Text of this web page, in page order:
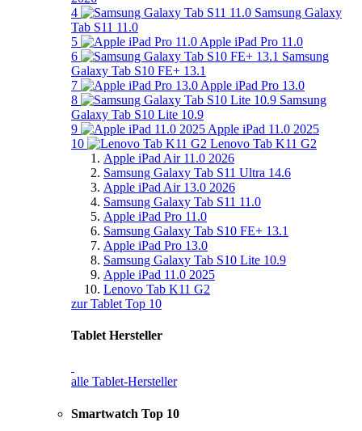
4
Samsung Galaxy
Tab S11 11.0
5
Apple iPad Pro 11.0
6
Samsung
Galaxy Tab S10 FE+ 13.1
7
Apple iPad Pro 13.0
8
Samsung
Galaxy Tab S10 Lite 10.9
9
Apple iPad 11.0 2025
10
Lenovo Tab K11 G2
Apple iPad Air 11.0 2026
Samsung Galaxy Tab S11 Ultra 14.6
Apple iPad Air 13.0 2026
Samsung Galaxy Tab S11 11.0
Apple iPad Pro 11.0
Samsung Galaxy Tab S10 FE+ 13.1
Apple iPad Pro 13.0
Samsung Galaxy Tab S10 Lite 10.9
Apple iPad 11.0 2025
Lenovo Tab K11 G2
zur Tablet Top 10
Tablet Hersteller
alle Tablet-Hersteller
Smartwatch Top 10